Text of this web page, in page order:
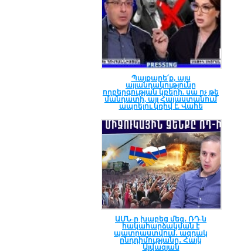
Պայքարե՛ք, այս
այլանդակությունը
ողբերգության կբերի. սա ոչ թե
մանդատի, այլ Հայաստանում
ապրելու կռիվ է. Վահե
ԱՄՆ-ը խաբեց մեզ․ ՌԴ-ն
հակահարձակման է
պատրաստվում․ ազդակ
ընդդիմությանը․ Հայկ
Այվազյան